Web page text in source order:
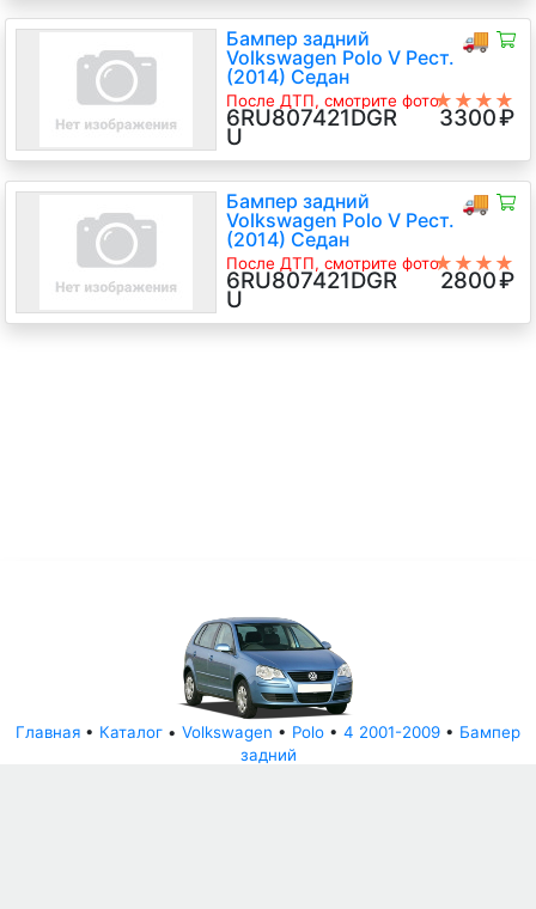
🚚
Бампер задний
Volkswagen Polo V Рест.
(2014) Седан
После ДТП, смотрите фото★★★★
★
6RU807421DGR
U
3300₽
🚚
Бампер задний
Volkswagen Polo V Рест.
(2014) Седан
После ДТП, смотрите фото
6RU807421D GRU
★★★★
★
6RU807421DGR
U
2800₽
Главная • Каталог • Volkswagen • Polo • 4 2001-2009 • Бампер
задний